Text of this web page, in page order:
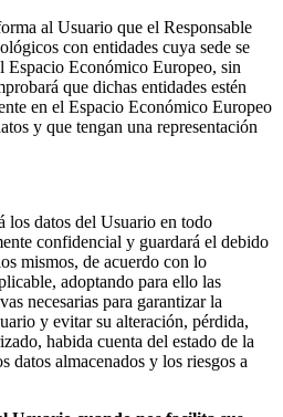
al Usuario que el Responsable
con entidades cuya sede se
Económico Europeo, sin
que dichas entidades estén
en el Espacio Económico Europeo
y que tengan una representación
los datos del Usuario en todo
confidencial y guardará el debido
mismos, de acuerdo con lo
adoptando para ello las
necesarias para garantizar la
y evitar su alteración, pérdida,
habida cuenta del estado de la
datos almacenados y los riesgos a